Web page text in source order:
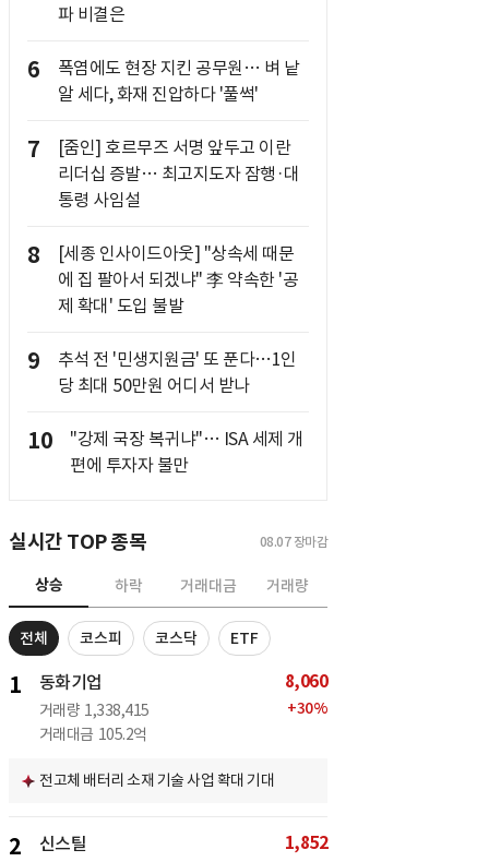
파 비결은
6
폭염에도 현장 지킨 공무원… 벼 낱
알 세다, 화재 진압하다 '풀썩'
7
[줌인] 호르무즈 서명 앞두고 이란
리더십 증발… 최고지도자 잠행·대
통령 사임설
8
[세종 인사이드아웃] "상속세 때문
에 집 팔아서 되겠냐" 李 약속한 '공
제 확대' 도입 불발
9
추석 전 '민생지원금' 또 푼다…1인
당 최대 50만원 어디서 받나
10
"강제 국장 복귀냐"… ISA 세제 개
편에 투자자 불만
실시간 TOP 종목 08.07 장마감
상승 하락 거래대금 거래량
전체 코스피 코스닥 ETF
1 동화기업
거래량 1,338,415
거래대금 105.2억
8,060
+30%
전고체 배터리 소재 기술 사업 확대 기대
2 신스틸 1,852